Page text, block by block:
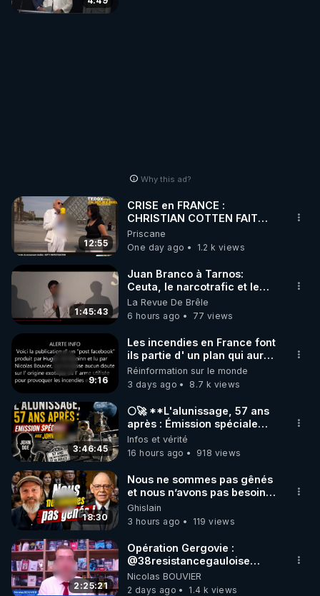
Why this ad?
12:55
CRISE en FRANCE :
CHRISTIAN COTTEN FAIT
une étrange découverte
Priscane
One day ago
1.2 k views
1:45:43
Juan Branco à Tarnos:
Ceuta, le narcotrafic et le
pouvoir en France
La Revue De Brêle
6 hours ago
77 views
9:16
Les incendies en France font
ils partie d' un plan qui aurait
débuté le 11 septembre 2001
?
Réinformation sur le monde
3 days ago
8.7 k views
3:46:45
🌕🚀 **L'alunissage, 57 ans
après : Émission spéciale
avec John Doe !** 👨 🚀✨
Infos et vérité
16 hours ago
918 views
18:30
Nous ne sommes pas gênés
et nous n’avons pas besoin
de nous excuser ! #jw
#jehovah #collegecentral
Ghislain
3 hours ago
119 views
2:25:21
Opération Gergovie :
‪@38resistancegauloise‬
‪@MarionSigautOfficiel‬
‪@gladysriifard5710‬ Laëtitia
Nicolas BOUVIER
2 days ago
1.4 k views